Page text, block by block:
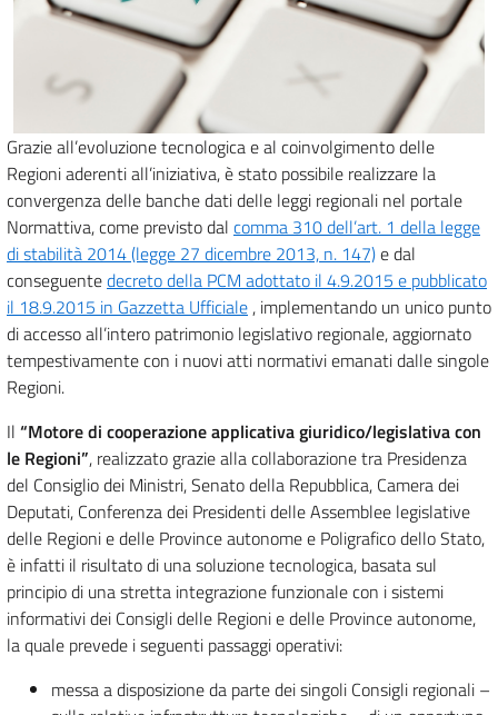
Grazie all’evoluzione tecnologica e al coinvolgimento delle
Regioni aderenti all’iniziativa, è stato possibile realizzare la
convergenza delle banche dati delle leggi regionali nel portale
Normattiva, come previsto dal comma 310 dell’art. 1 della legge
di stabilità 2014 (legge 27 dicembre 2013, n. 147)e dal
conseguentedecreto della PCM adottato il 4.9.2015 e pubblicato
il 18.9.2015 in Gazzetta Ufficiale , implementando un unico punto
di accesso all’intero patrimonio legislativo regionale, aggiornato
tempestivamente con i nuovi atti normativi emanati dalle singole
Regioni.
Il “Motore di cooperazione applicativa giuridico/legislativa con
le Regioni”, realizzato grazie alla collaborazione tra Presidenza
del Consiglio dei Ministri, Senato della Repubblica, Camera dei
Deputati, Conferenza dei Presidenti delle Assemblee legislative
delle Regioni e delle Province autonome e Poligrafico dello Stato,
è infatti il risultato di una soluzione tecnologica, basata sul
principio di una stretta integrazione funzionale con i sistemi
informativi dei Consigli delle Regioni e delle Province autonome,
la quale prevede i seguenti passaggi operativi:
messa a disposizione da parte dei singoli Consigli regionali –